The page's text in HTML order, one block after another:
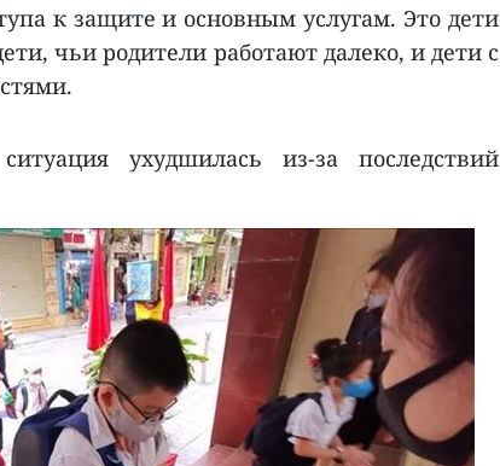
к защите и основным услугам. Это дети
чьи родители работают далеко, и дети с
ухудшилась из-за последствий